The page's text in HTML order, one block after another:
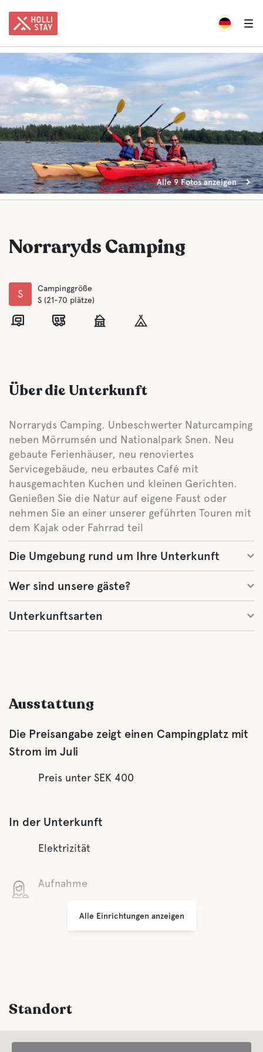
Alle 9 Fotos anzeigen
Norraryds Camping
S
Campinggröße
S (21-70 plätze)
Über die Unterkunft
Norraryds Camping. Unbeschwerter Naturcamping
neben Mörrumsén und Nationalpark Snen. Neu
gebaute Ferienhäuser, neu renoviertes
Servicegebäude, neu erbautes Café mit
hausgemachten Kuchen und kleinen Gerichten.
Genießen Sie die Natur auf eigene Faust oder
nehmen Sie an einer unserer geführten Touren mit
dem Kajak oder Fahrrad teil
Die Umgebung rund um Ihre Unterkunft
Wer sind unsere gäste?
Unterkunftsarten
Ausstattung
Die Preisangabe zeigt einen Campingplatz mit
Strom im Juli
Preis unter SEK 400
In der Unterkunft
Elektrizität
Aufnahme
Alle Einrichtungen anzeigen
Standort